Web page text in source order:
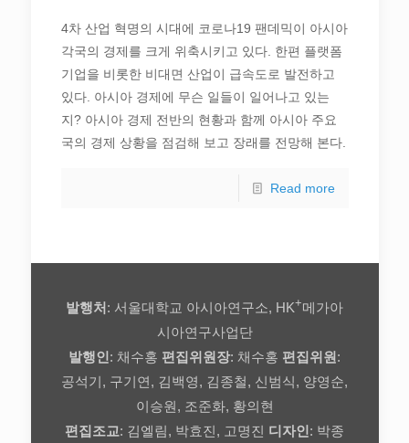
4차 산업 혁명의 시대에 코로나19 팬데믹이 아시아
각국의 경제를 크게 위축시키고 있다. 한편 플랫폼
기업을 비롯한 비대면 산업이 급속도로 발전하고
있다. 아시아 경제에 무슨 일들이 일어나고 있는
지? 아시아 경제 전반의 현황과 함께 아시아 주요
국의 경제 상황을 점검해 보고 장래를 전망해 본다.
Read more
발행처 : 서울대학교 아시아연구소, HK+메가아
시아연구사업단
발행인 : 채수홍 편집위원장: 채수홍 편집위원 :
공석기, 구기연, 김백영, 김종철, 신범식, 양영순,
이승원, 조준화, 황의현
편집조교: 김엘림, 박효진, 고명진 디자인 : 박종